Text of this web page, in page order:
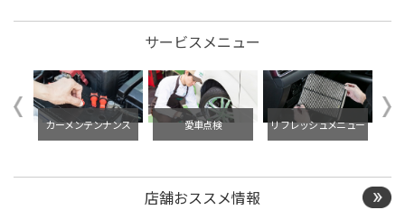
サービスメニュー
交 カーメンテンナンス 愛車点検 リフレッシュメニュー タ
店舗おススメ情報